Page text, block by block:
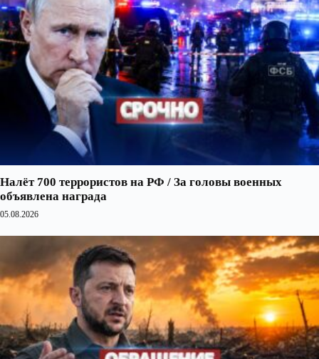
Налёт 700 террористов на РФ / За головы военных
объявлена награда
05.08.2026